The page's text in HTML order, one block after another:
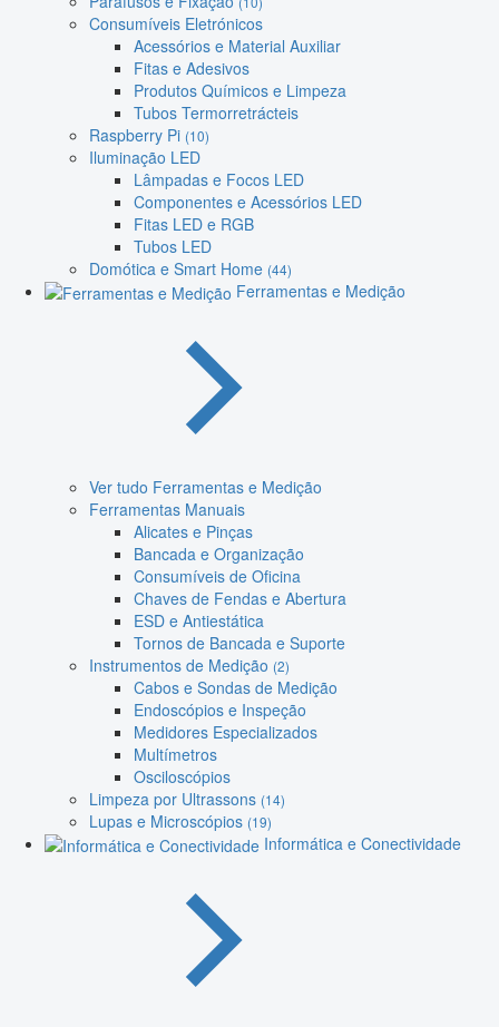
Consumíveis Eletrónicos
Acessórios e Material Auxiliar
Fitas e Adesivos
Produtos Químicos e Limpeza
Tubos Termorretrácteis
Raspberry Pi (10)
Iluminação LED
Lâmpadas e Focos LED
Componentes e Acessórios LED
Fitas LED e RGB
Tubos LED
Domótica e Smart Home (44)
Ferramentas e Medição
Ver tudo Ferramentas e Medição
Ferramentas Manuais
Alicates e Pinças
Bancada e Organização
Consumíveis de Oficina
Chaves de Fendas e Abertura
ESD e Antiestática
Tornos de Bancada e Suporte
Instrumentos de Medição (2)
Cabos e Sondas de Medição
Endoscópios e Inspeção
Medidores Especializados
Multímetros
Osciloscópios
Limpeza por Ultrassons (14)
Lupas e Microscópios (19)
Informática e Conectividade